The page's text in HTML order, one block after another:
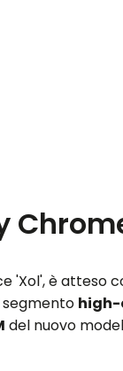
'Xol', è atteso
segmento high-
del nuovo